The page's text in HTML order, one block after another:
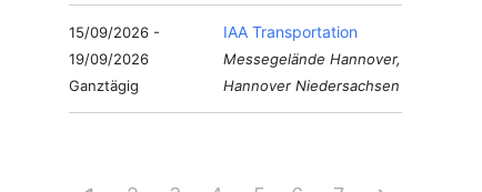
15/09/2026 -
19/09/2026
Ganztägig
IAA Transportation
Messegelände Hannover,
Hannover Niedersachsen